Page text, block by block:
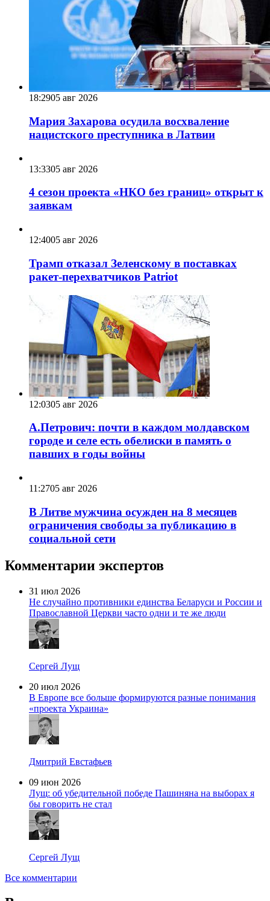
18:2905 авг 2026
Мария Захарова осудила восхваление
нацистского преступника в Латвии
13:3305 авг 2026
4 сезон проекта «НКО без границ» открыт к
заявкам
12:4005 авг 2026
Трамп отказал Зеленскому в поставках
ракет-перехватчиков Patriot
12:0305 авг 2026
А.Петрович: почти в каждом молдавском
городе и селе есть обелиски в память о
павших в годы войны
11:2705 авг 2026
В Литве мужчина осужден на 8 месяцев
ограничения свободы за публикацию в
социальной сети
Комментарии экспертов
31 июл 2026
Не случайно противники единства Беларуси и России и
Православной Церкви часто одни и те же люди
Сергей Лущ
20 июл 2026
В Европе все больше формируются разные понимания
«проекта Украина»
Дмитрий Евстафьев
09 июн 2026
Лущ: об убедительной победе Пашиняна на выборах я
бы говорить не стал
Сергей Лущ
Все комментарии